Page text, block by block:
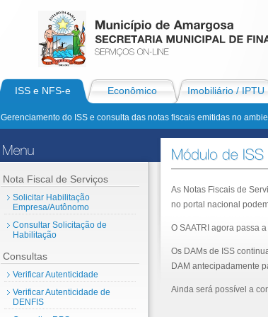
ISS e NFS-e
Gerenciamento do ISS e consulta das notas fiscais emitidas no
Econômico Imobiliário / IPTU
As Notas Fiscais de
no portal nacional
O SAATRI agora passa
Os DAMs de ISS
DAM antecipadamente
Ainda será possível a
Nota Fiscal de Serviços
Solicitar Habilitação
Empresa/Autônomo
Consultar Solicitação de
Habilitação
Consultas
Verificar Autenticidade
Verificar Autenticidade de
DENFIS